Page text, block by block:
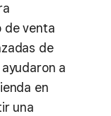
de venta
de
a
en
una